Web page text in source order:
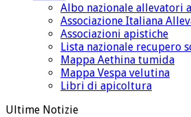
Albo nazionale allevatori
Associazione Italiana
Associazioni apistiche
Lista nazionale recupero
Mappa Aethina tumida
Mappa Vespa velutina
Libri di apicoltura
Ultime Notizie